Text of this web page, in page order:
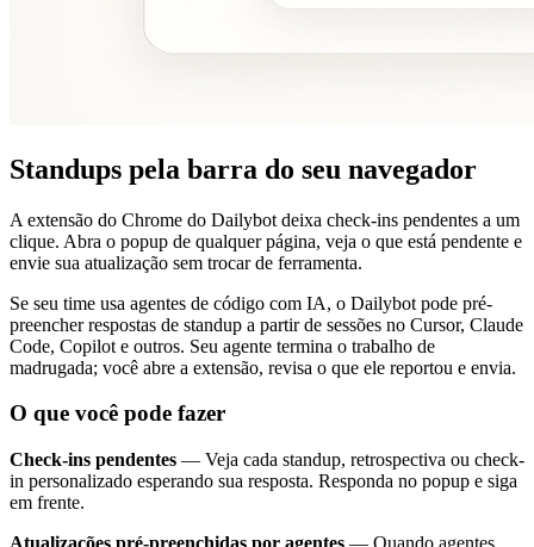
Standups pela barra do seu navegador
A extensão do Chrome do Dailybot deixa check-ins pendentes a um
clique. Abra o popup de qualquer página, veja o que está pendente e
envie sua atualização sem trocar de ferramenta.
Se seu time usa agentes de código com IA, o Dailybot pode pré-
preencher respostas de standup a partir de sessões no Cursor, Claude
Code, Copilot e outros. Seu agente termina o trabalho de
madrugada; você abre a extensão, revisa o que ele reportou e envia.
O que você pode fazer
Check-ins pendentes — Veja cada standup, retrospectiva ou check-
in personalizado esperando sua resposta. Responda no popup e siga
em frente.
Atualizações pré-preenchidas por agentes — Quando agentes